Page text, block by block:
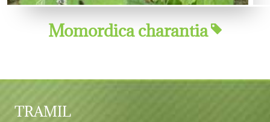
Momordica charantia
TRAMIL